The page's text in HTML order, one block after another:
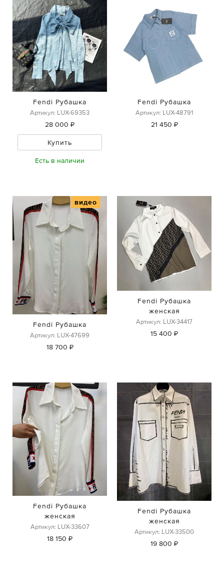
Fendi Рубашка
Артикул: LUX-69353
28 000 ₽
Купить
Есть в наличии
Fendi Рубашка
Артикул: LUX-48791
21 450 ₽
видео
Fendi Рубашка
Артикул: LUX-47699
18 700 ₽
Fendi Рубашка
женская
Артикул: LUX-34417
15 400 ₽
Fendi Рубашка
женская
Артикул: LUX-33607
18 150 ₽
Fendi Рубашка
женская
Артикул: LUX-33500
19 800 ₽